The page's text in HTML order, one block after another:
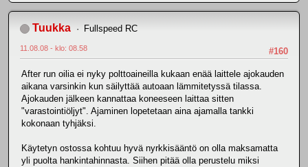
Tuukka Fullspeed RC
#160
11.08.08 - klo: 08.58
After run oilia ei nyky polttoaineilla kukaan enää laittele ajokauden
aikana varsinkin kun säilyttää autoaan lämmitetyssä tilassa.
Ajokauden jälkeen kannattaa koneeseen laittaa sitten
"varastointiöljyt". Ajaminen lopetetaan aina ajamalla tankki
kokonaan tyhjäksi.
Käytetyn ostossa kohtuu hyvä nyrkkisääntö on olla maksamatta
yli puolta hankintahinnasta. Siihen pitää olla perustelu miksi